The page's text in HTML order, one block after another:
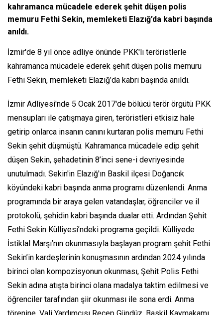
kahramanca mücadele ederek şehit düşen polis
memuru Fethi Sekin, memleketi Elazığ’da kabri başında
anıldı.
İzmir'de 8 yıl önce adliye önünde PKK'lı teröristlerle
kahramanca mücadele ederek şehit düşen polis memuru
Fethi Sekin, memleketi Elazığ’da kabri başında anıldı.
İzmir Adliyesi'nde 5 Ocak 2017'de bölücü terör örgütü PKK
mensupları ile çatışmaya giren, teröristleri etkisiz hale
getirip onlarca insanın canını kurtaran polis memuru Fethi
Sekin şehit düşmüştü. Kahramanca mücadele edip şehit
düşen Sekin, şehadetinin 8’inci sene-i devriyesinde
unutulmadı. Sekin'in Elazığ'ın Baskil ilçesi Doğancık
köyündeki kabri başında anma programı düzenlendi. Anma
programında bir araya gelen vatandaşlar, öğrenciler ve il
protokolü, şehidin kabri başında dualar etti. Ardından Şehit
Fethi Sekin Külliyesi’ndeki programa geçildi. Külliyede
İstiklal Marşı’nın okunmasıyla başlayan program şehit Fethi
Sekin’in kardeşlerinin konuşmasının ardından 2024 yılında
birinci olan kompozisyonun okunması, Şehit Polis Fethi
Sekin adına atışta birinci olana madalya taktim edilmesi ve
öğrenciler tarafından şiir okunması ile sona erdi. Anma